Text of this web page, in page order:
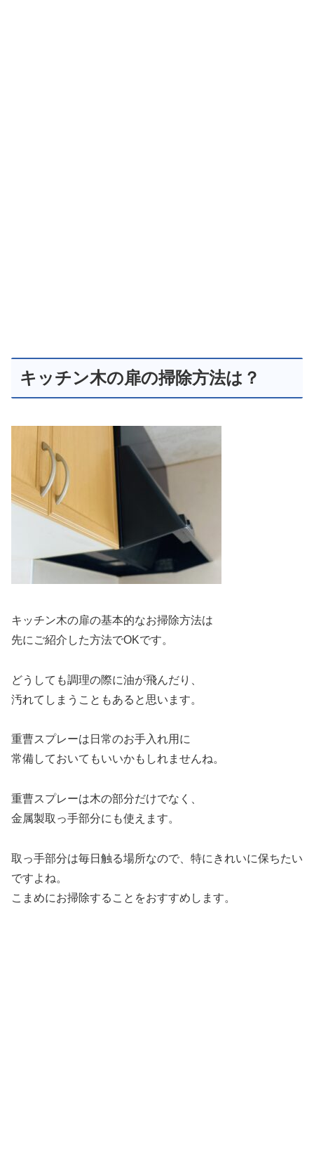
キッチン木の扉の掃除方法は？
キッチン木の扉の基本的なお掃除方法は
先にご紹介した方法でOKです。
どうしても調理の際に油が飛んだり、
汚れてしまうこともあると思います。
重曹スプレーは日常のお手入れ用に
常備しておいてもいいかもしれませんね。
重曹スプレーは木の部分だけでなく、
金属製取っ手部分にも使えます。
取っ手部分は毎日触る場所なので、特にきれいに保ちたい
ですよね。
こまめにお掃除することをおすすめします。